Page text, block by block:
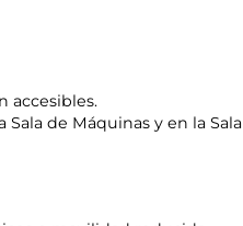
accesibles.
Sala de Máquinas y en la Sala